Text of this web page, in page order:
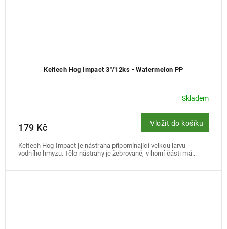
Keitech Hog Impact 3"/12ks - Watermelon PP
Skladem
179 Kč Vložit do košíku
Keitech Hog Impact je nástraha připomínající velkou larvu
vodního hmyzu. Tělo nástrahy je žebrované, v horní části má...